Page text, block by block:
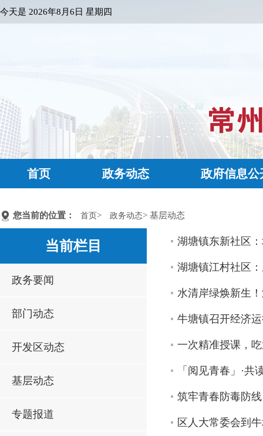
今天是 2026年8月6日 星期四
首页 政务动态 政府信息公
您当前的位置： 首页> 政务动态> 基层动态
当前栏目
政务要闻
部门动态
开发区动态
基层动态
专题报道
湖塘镇东新社区
湖塘镇江村社区
水清岸绿焕新生
牛塘镇召开经济
一次精准授课，
「阅见青春」·
筑牢青春防毒防
区人大常委会到